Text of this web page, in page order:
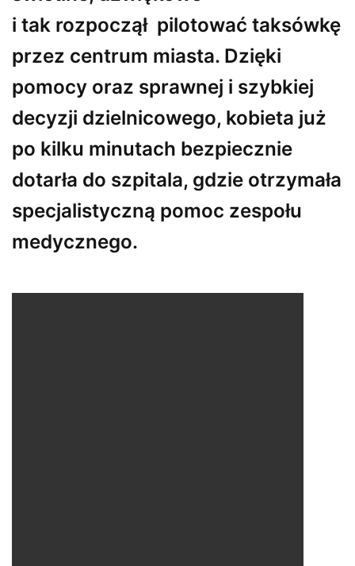
i tak rozpoczął pilotować taksówkę
przez centrum miasta. Dzięki
pomocy oraz sprawnej i szybkiej
decyzji dzielnicowego, kobieta już
po kilku minutach bezpiecznie
dotarła do szpitala, gdzie otrzymała
specjalistyczną pomoc zespołu
medycznego.